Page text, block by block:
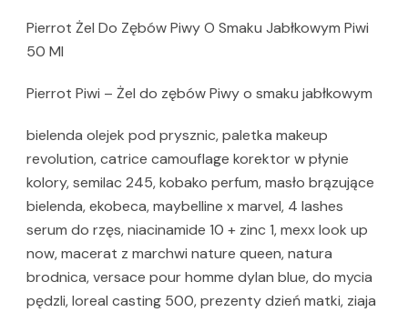
Pierrot Żel Do Zębów Piwy O Smaku Jabłkowym Piwi
50 Ml
Pierrot Piwi – Żel do zębów Piwy o smaku jabłkowym
bielenda olejek pod prysznic, paletka makeup
revolution, catrice camouflage korektor w płynie
kolory, semilac 245, kobako perfum, masło brązujące
bielenda, ekobeca, maybelline x marvel, 4 lashes
serum do rzęs, niacinamide 10 + zinc 1, mexx look up
now, macerat z marchwi nature queen, natura
brodnica, versace pour homme dylan blue, do mycia
pędzli, loreal casting 500, prezenty dzień matki, ziaja